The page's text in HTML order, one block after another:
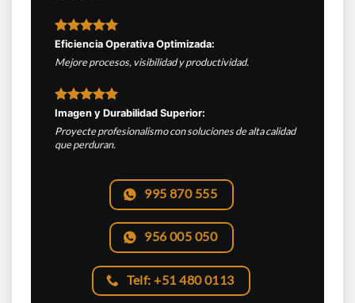
Eficiencia Operativa Optimizada:
Mejore procesos, visibilidad y productividad.
Imagen y Durabilidad Superior:
Proyecte profesionalismo con soluciones de alta calidad
que perduran.
995 870 555
956 005 050
Telf: +51 480 0113